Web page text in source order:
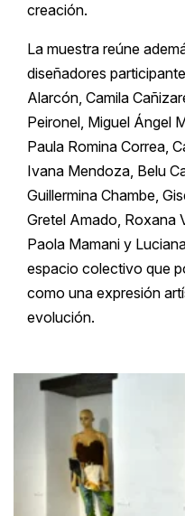
creación.
La muestra reúne
diseñadores
Alarcón, Camila
Peironel, Miguel Ángel
Paula Romina Correa,
Ivana Mendoza, Belu
Guillermina Chambe,
Gretel Amado, Roxana
Paola Mamani y
espacio colectivo que
como una expresión
evolución.